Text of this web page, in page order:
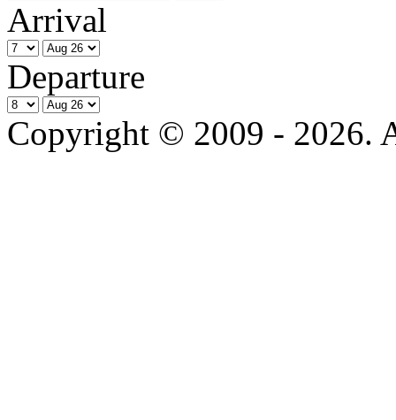
Arrival
Departure
Copyright © 2009 - 2026.